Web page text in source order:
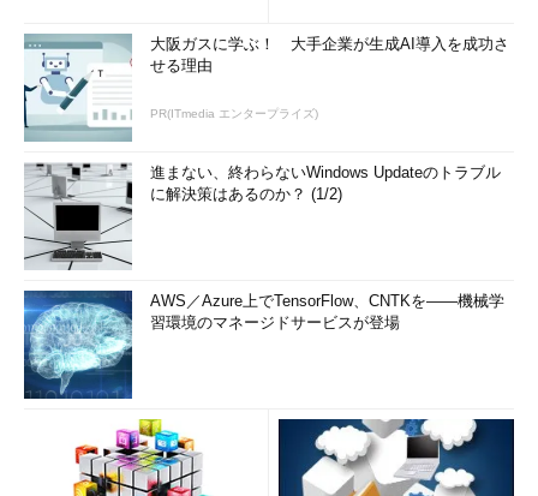
大阪ガスに学ぶ！ 大手企業が生成AI導入を成功さ
せる理由
PR(ITmedia エンタープライズ)
進まない、終わらないWindows Updateのトラブル
に解決策はあるのか？ (1/2)
AWS／Azure上でTensorFlow、CNTKを――機械学
習環境のマネージドサービスが登場